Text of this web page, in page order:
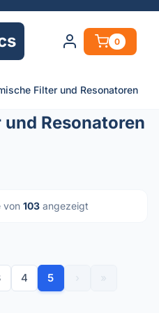
0
Filter und Resonatoren
Resonatoren
von 103 angezeigt
4 5